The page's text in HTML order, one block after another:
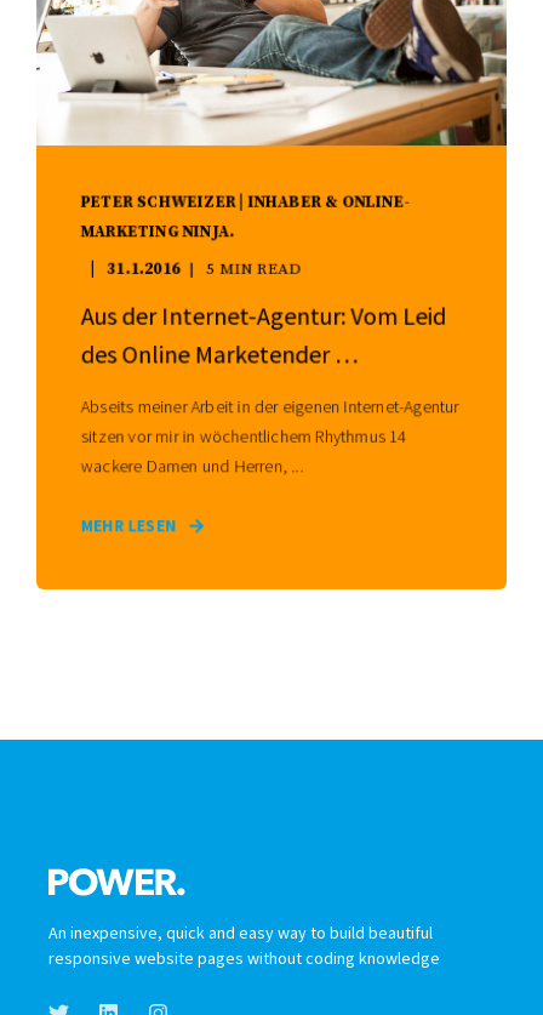
PETER SCHWEIZER | INHABER & ONLINE-
MARKETING NINJA.
31.1.2016 5 MIN READ
Aus der Internet-Agentur: Vom Leid
des Online Marketender …
Abseits meiner Arbeit in der eigenen Internet-Agentur
sitzen vor mir in wöchentlichem Rhythmus 14
wackere Damen und Herren, ...
MEHR LESEN
An inexpensive, quick and easy way to build beautiful
responsive website pages without coding knowledge